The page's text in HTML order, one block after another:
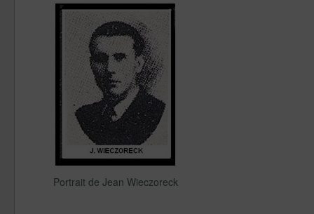
Portrait de Jean Wieczoreck